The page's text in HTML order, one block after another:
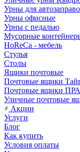
Урны для
Урны офисные
Урны с педалью
Мусорные
HoReCa - мебель
Стулья
Столы
Ящики почтовые
Почтовые ящики
Почтовые ящики
Уличные почтовые
Акции
Услуги
Блог
Как купить
Условия оплаты